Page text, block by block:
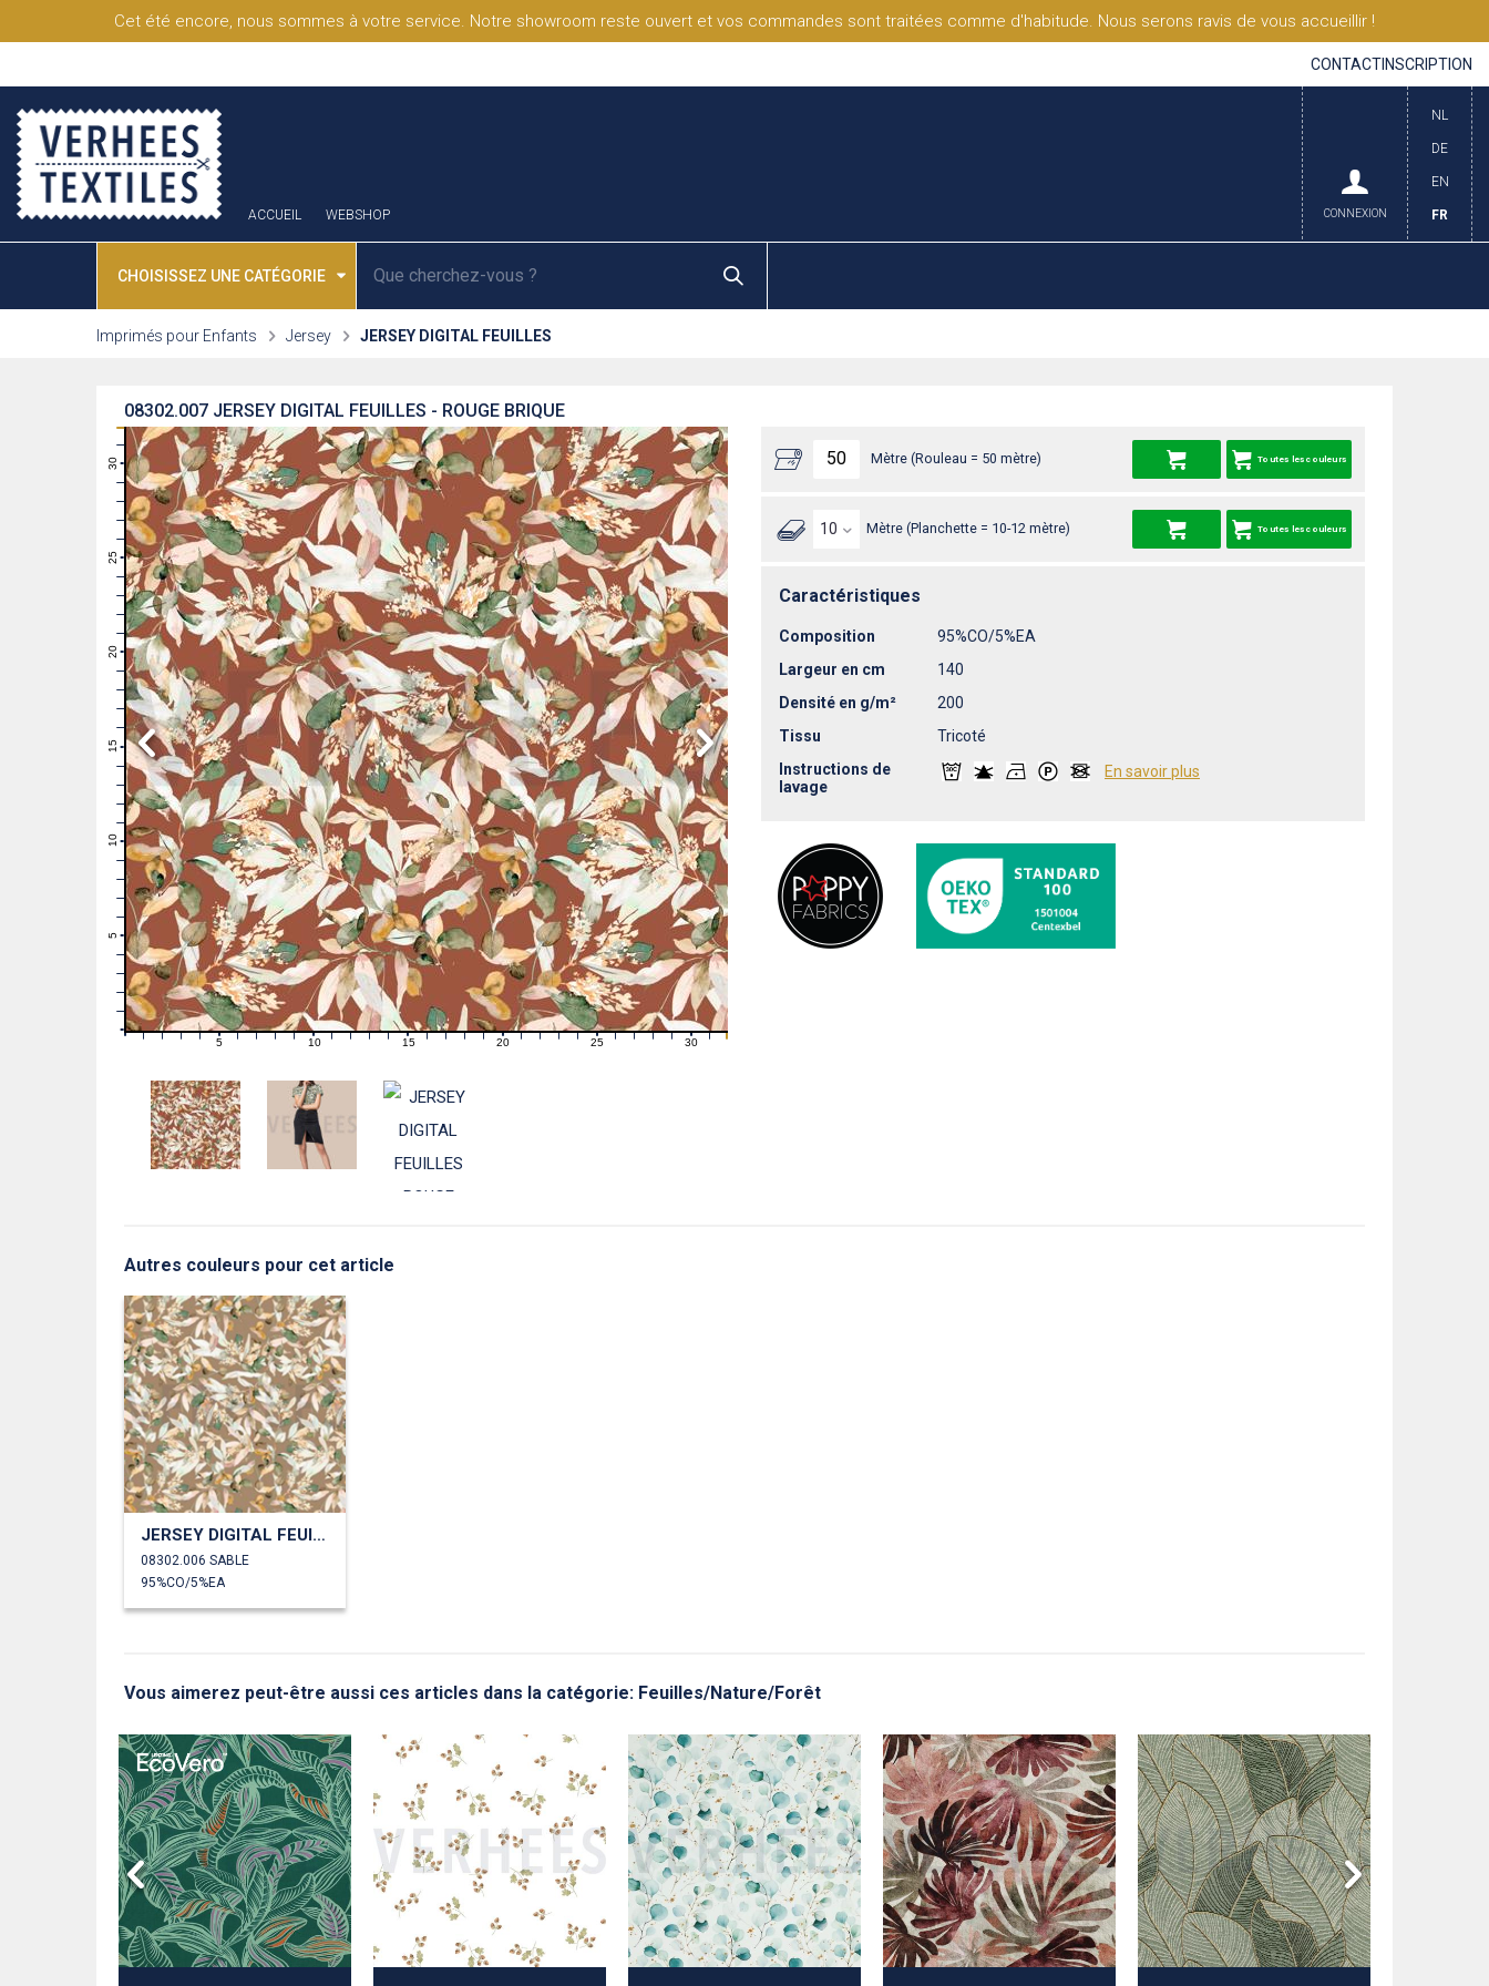
Cet été encore, nous sommes à votre service. Notre showroom reste ouvert et vos commandes sont traitées comme d'habitude. Nous serons ravis de vous accueillir !
CONTACT INSCRIPTION
ACCUEIL WEBSHOP
NL
DE
EN
FR
CONNEXION
CHOISISSEZ UNE CATÉGORIE
Imprimés pour Enfants Jersey JERSEY DIGITAL FEUILLES
JERSEY DIGITAL FEUILLES - ROUGE BRIQUE
08302.007
0
7
9
10
11
12
13
14
15
16
17
18
19
20
21
22
23
24
25
26
27
28
29
30
0 1 2 3 4 5 6 7 8 9 10 11 12 13 14 15 16 17 18 19 20 21 22 23 24 25 26 27 28 29 30 31
Mètre (Rouleau = 50 mètre) Toutes les couleurs
Mètre (Planchette = 10-12 mètre) Toutes les couleurs
Caractéristiques
Composition
95%CO/5%EA
Largeur en cm
140
Densité en g/m²
200
Tissu
Tricoté
Instructions de
lavage
En savoir plus
Autres couleurs pour cet article
JERSEY DIGITAL FEUILLES
08302.006 SABLE
95%CO/5%EA
Vous aimerez peut-être aussi ces articles dans la catégorie: Feuilles/Nature/Forêt